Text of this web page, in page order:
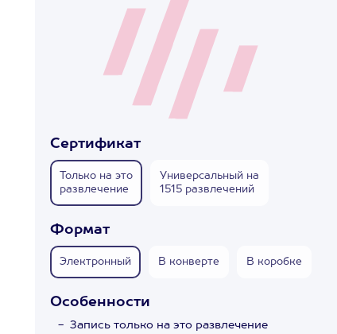
Сертификат
Только на это
развлечение
Универсальный на
1515 развлечений
Формат
Электронный В конверте В коробке
Особенности
Запись только на это развлечение